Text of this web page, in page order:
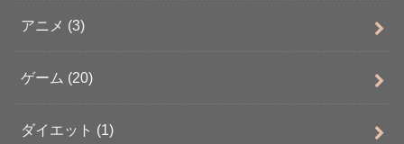
アニメ (3)
ゲーム (20)
ダイエット (1)